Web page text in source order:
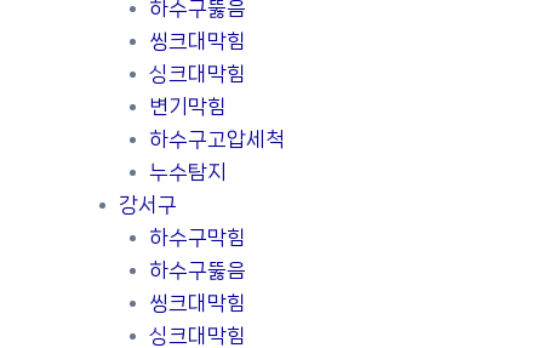
하수구뚫음
씽크대막힘
싱크대막힘
변기막힘
하수구고압세척
누수탐지
강서구
하수구막힘
하수구뚫음
씽크대막힘
싱크대막힘